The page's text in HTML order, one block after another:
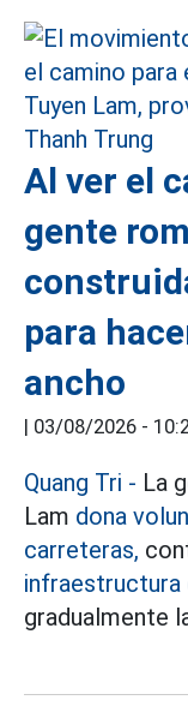
Al ver el
gente
para
ancho
03/08/2026 -
Quang Tri - La
Lam dona
carreteras,
gradualmente